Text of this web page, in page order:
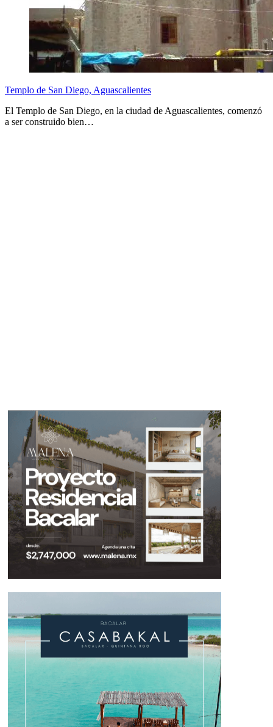
Templo de San Diego, Aguascalientes
El Templo de San Diego, en la ciudad de Aguascalientes, comenzó
a ser construido bien…